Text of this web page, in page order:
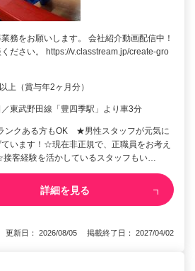
務をお願いします。 会社紹介動画配信中！
ださい。 https://v.classtream.jp/create-gro
上（賞与年2ヶ月分）
東武野田線「豊四季駅」より車3分
ンクある方もOK ★男性スタッフが元気に
います！☆現在非正規で、正職員をお考え
客経験を活かしているスタッフもい…
詳細を見る
更新日： 2026/08/05 掲載終了日： 2027/04/02